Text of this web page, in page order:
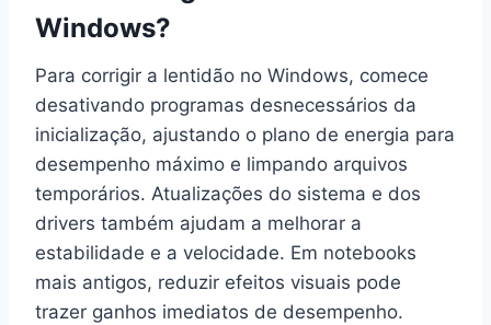
Windows?
Para corrigir a lentidão no Windows, comece
desativando programas desnecessários da
inicialização, ajustando o plano de energia para
desempenho máximo e limpando arquivos
temporários. Atualizações do sistema e dos
drivers também ajudam a melhorar a
estabilidade e a velocidade. Em notebooks
mais antigos, reduzir efeitos visuais pode
trazer ganhos imediatos de desempenho.